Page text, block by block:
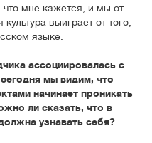
мне кажется, и мы от
выиграет от того,
языке.
ассоциировалась с
мы видим, что
начинает проникать
ли сказать, что в
узнавать себя?